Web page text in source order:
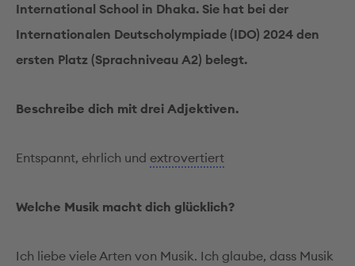
International School in Dhaka. Sie hat bei der
Internationalen Deutscholympiade (IDO) 2024 den
ersten Platz (Sprachniveau A2) belegt.
Beschreibe dich mit drei Adjektiven.
Entspannt, ehrlich und extrovertiert
Welche Musik macht dich glücklich?
Ich liebe viele Arten von Musik. Ich glaube, dass Musik